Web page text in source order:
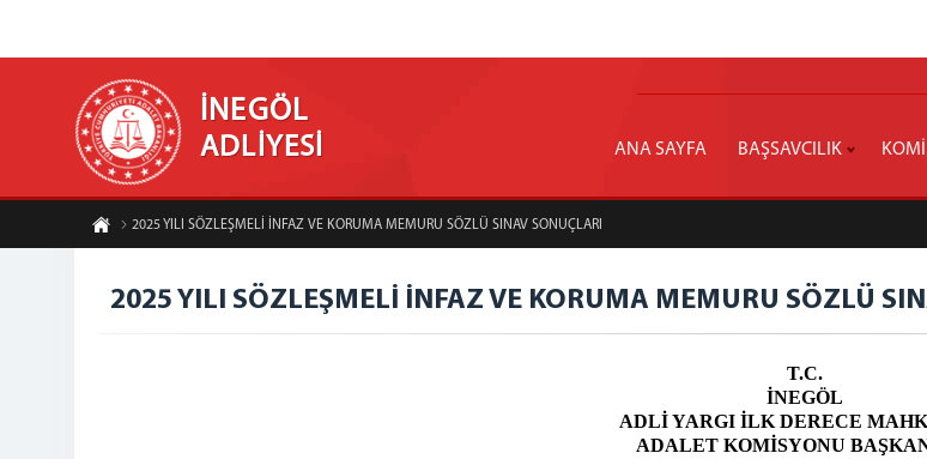
İNEGÖL
ADLİYESİ ANA SAYFA BAŞSAVCILIK
2025 YILI SÖZLEŞMELİ İNFAZ VE KORUMA MEMURU SÖZLÜ SINAV SONUÇLARI
2025 YILI SÖZLEŞMELİ İNFAZ VE KORUMA MEMURU SÖZLÜ
T.C.
İNEGÖL
ADLİ YARGI İLK DERECE
ADALET KOMİSYONU